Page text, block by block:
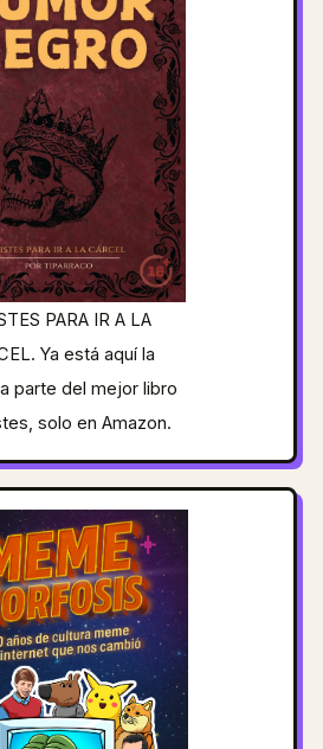
PARA IR A LA
Ya está aquí la
parte del mejor libro
solo en Amazon.